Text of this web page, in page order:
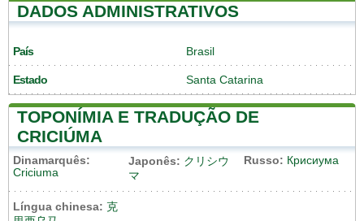
DADOS ADMINISTRATIVOS
País Brasil
Estado Santa Catarina
TOPONÍMIA E TRADUÇÃO DE
CRICIÚMA
Dinamarquês:
Criciuma
Japonês: クリシウ
マ
Russo: Крисиума
Língua chinesa: 克